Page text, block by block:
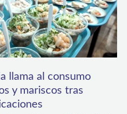
llama al consumo
y mariscos tras